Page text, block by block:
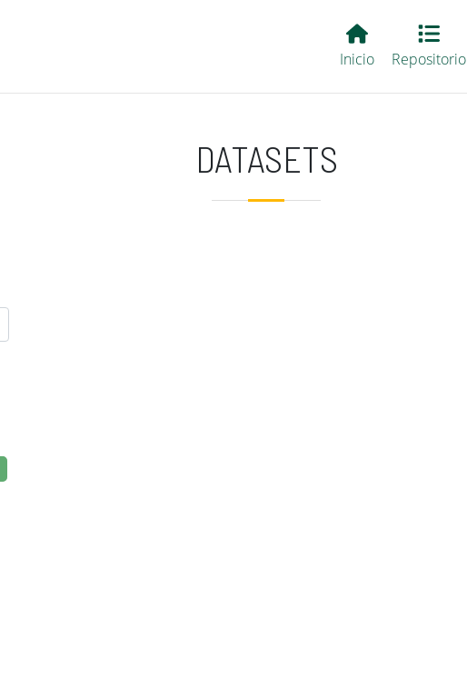
Main EvALL
Inicio Repositorio
DATASETS